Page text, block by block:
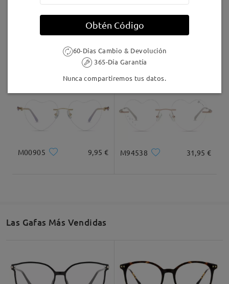
Llegado
9,95 € M87493
M00905 9,95 € M94538 31,95 €
Las Gafas Más Vendidas
Obtén Código
60-Días Cambio & Devolución
365-Día Garantía
Nunca compartiremos tus datos.